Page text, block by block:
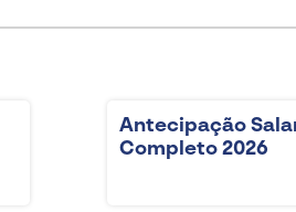
Antecipação
Completo 2026